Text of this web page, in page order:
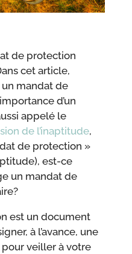
de protection
cet article,
mandat de
d’un
appelé le
de l’inaptitude,
de protection »
est-ce
un mandat de
est un document
à l’avance, une
veiller à votre